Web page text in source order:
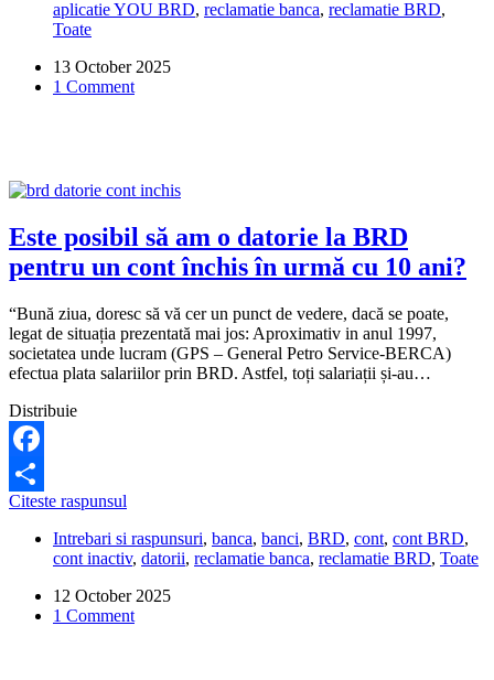
intra
YOU
BRD?
aplicatie YOU BRD, reclamatie banca, reclamatie BRD,
Toate
13 October 2025
1 Comment
Este posibil să am o datorie la BRD
pentru un cont închis în urmă cu 10 ani?
“Bună ziua, doresc să vă cer un punct de vedere, dacă se poate,
legat de situația prezentată mai jos: Aproximativ in anul 1997,
societatea unde lucram (GPS – General Petro Service-BERCA)
efectua plata salariilor prin BRD. Astfel, toți salariații și-au…
Distribuie
Facebook
Share
Citeste raspunsul
să
am
datorie
la
Intrebari si raspunsuri, banca, banci, BRD, cont, cont BRD,
cont inactiv, datorii, reclamatie banca, reclamatie BRD, Toate
12 October 2025
1 Comment